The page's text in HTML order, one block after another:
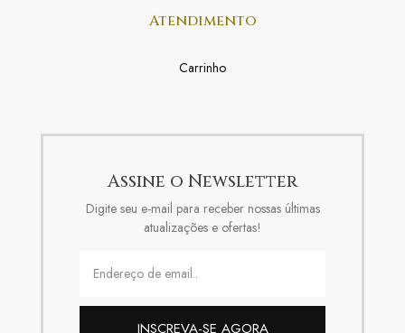
Atendimento
Carrinho
Assine o Newsletter
Digite seu e-mail para receber nossas últimas
atualizações e ofertas!
INSCREVA-SE AGORA